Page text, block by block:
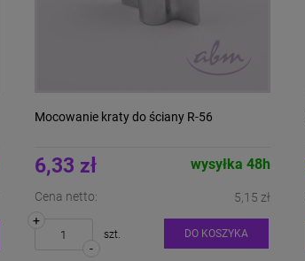
Mocowanie kraty do ściany R-56
6,33 zł
Cena netto: 5,15 zł
wysyłka 48h
-
+
szt. DO KOSZYKA